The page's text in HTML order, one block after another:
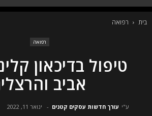
בית רפואה
רפואה
טיפול בדיכאון
אביב
ע"י עורך חדשות עסקים קטנים - ינואר 11, 2022